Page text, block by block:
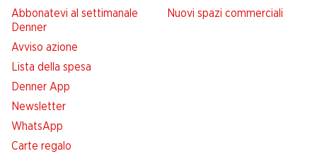
Abbonatevi al settimanale
Denner
Avviso azione
Lista della spesa
Denner App
Newsletter
WhatsApp
Carte regalo
Nuovi spazi commerciali